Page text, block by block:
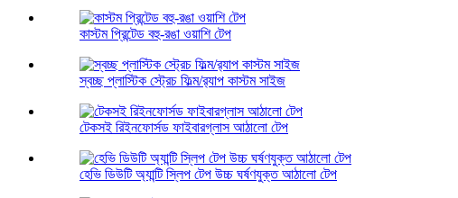
কাস্টম প্রিন্টেড বহু-রঙা ওয়াশি টেপ
স্বচ্ছ প্লাস্টিক স্ট্রেচ ফিল্ম/র‍্যাপ কাস্টম সাইজ
টেকসই রিইনফোর্সড ফাইবারগ্লাস আঠালো টেপ
হেভি ডিউটি ​​অ্যান্টি স্লিপ টেপ উচ্চ ঘর্ষণযুক্ত আঠালো টেপ